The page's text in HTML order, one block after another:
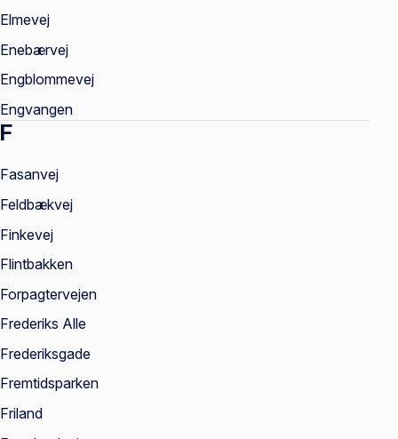
Elmevej
Enebærvej
Engblommevej
Engvangen
F
Fasanvej
Feldbækvej
Finkevej
Flintbakken
Forpagtervejen
Frederiks Alle
Frederiksgade
Fremtidsparken
Friland